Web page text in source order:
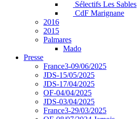
Sélectifs Les Sables
CdF Marignane
2016
2015
Palmares
Mado
Presse
France3-09/06/2025
JDS-15/05/2025
JDS-17/04/2025
OF-04/04/2025
JDS-03/04/2025
France3-29/03/2025